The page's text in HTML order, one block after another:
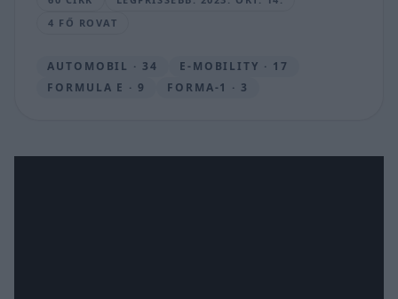
4 FŐ ROVAT
AUTOMOBIL · 34
E-MOBILITY · 17
FORMULA E · 9
FORMA-1 · 3
14.